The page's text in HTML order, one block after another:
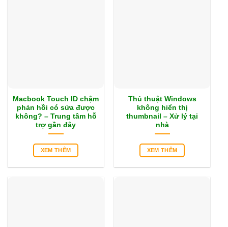
Macbook Touch ID chậm
phản hồi có sửa được
không? – Trung tâm hỗ
trợ gần đây
XEM THÊM
Thủ thuật Windows
không hiển thị
thumbnail – Xử lý tại
nhà
XEM THÊM